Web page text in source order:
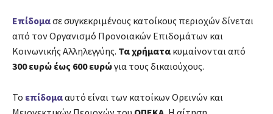
Επίδομασε συγκεκριμένους κατοίκους περιοχών δίνεται
από τον Οργανισμό Προνοιακών Επιδομάτων και
Κοινωνικής Αλληλεγγύης. Τα χρήματα κυμαίνονται από
300 ευρώ έως 600 ευρώγια τους δικαιούχους.
Το επίδομααυτό είναι των κατοίκων Ορεινών και